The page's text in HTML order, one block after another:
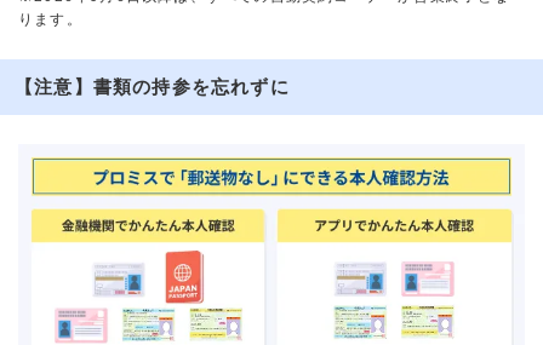
ります。
【注意】書類の持参を忘れずに